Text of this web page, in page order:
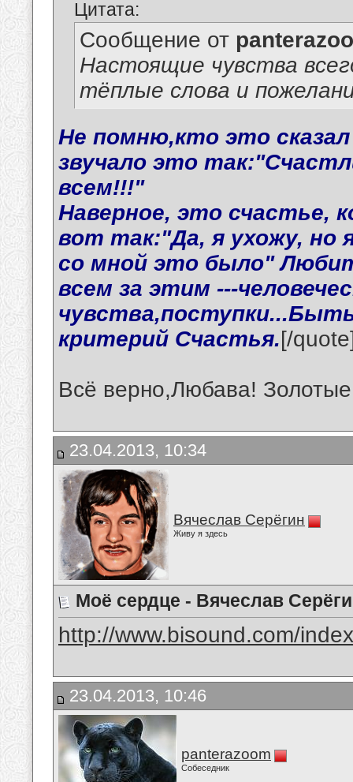
Цитата:
Сообщение от
Настоящие чувства
тёплые слова и
Не помню,кто это
звучало это
всем!!!"
Наверное, это счастье,
вот так:"Да, я ухожу,
со мной это было"
всем за этим ---
критерий Счастья.[/
Всё верно,Любава!
23.04.2013, 10:34
Вячеслав Серёгин
Живу я здесь
Моё сердце - Вячеслав
http://www.bisound.com/
23.04.2013, 10:46
panterazoom
Собеседник